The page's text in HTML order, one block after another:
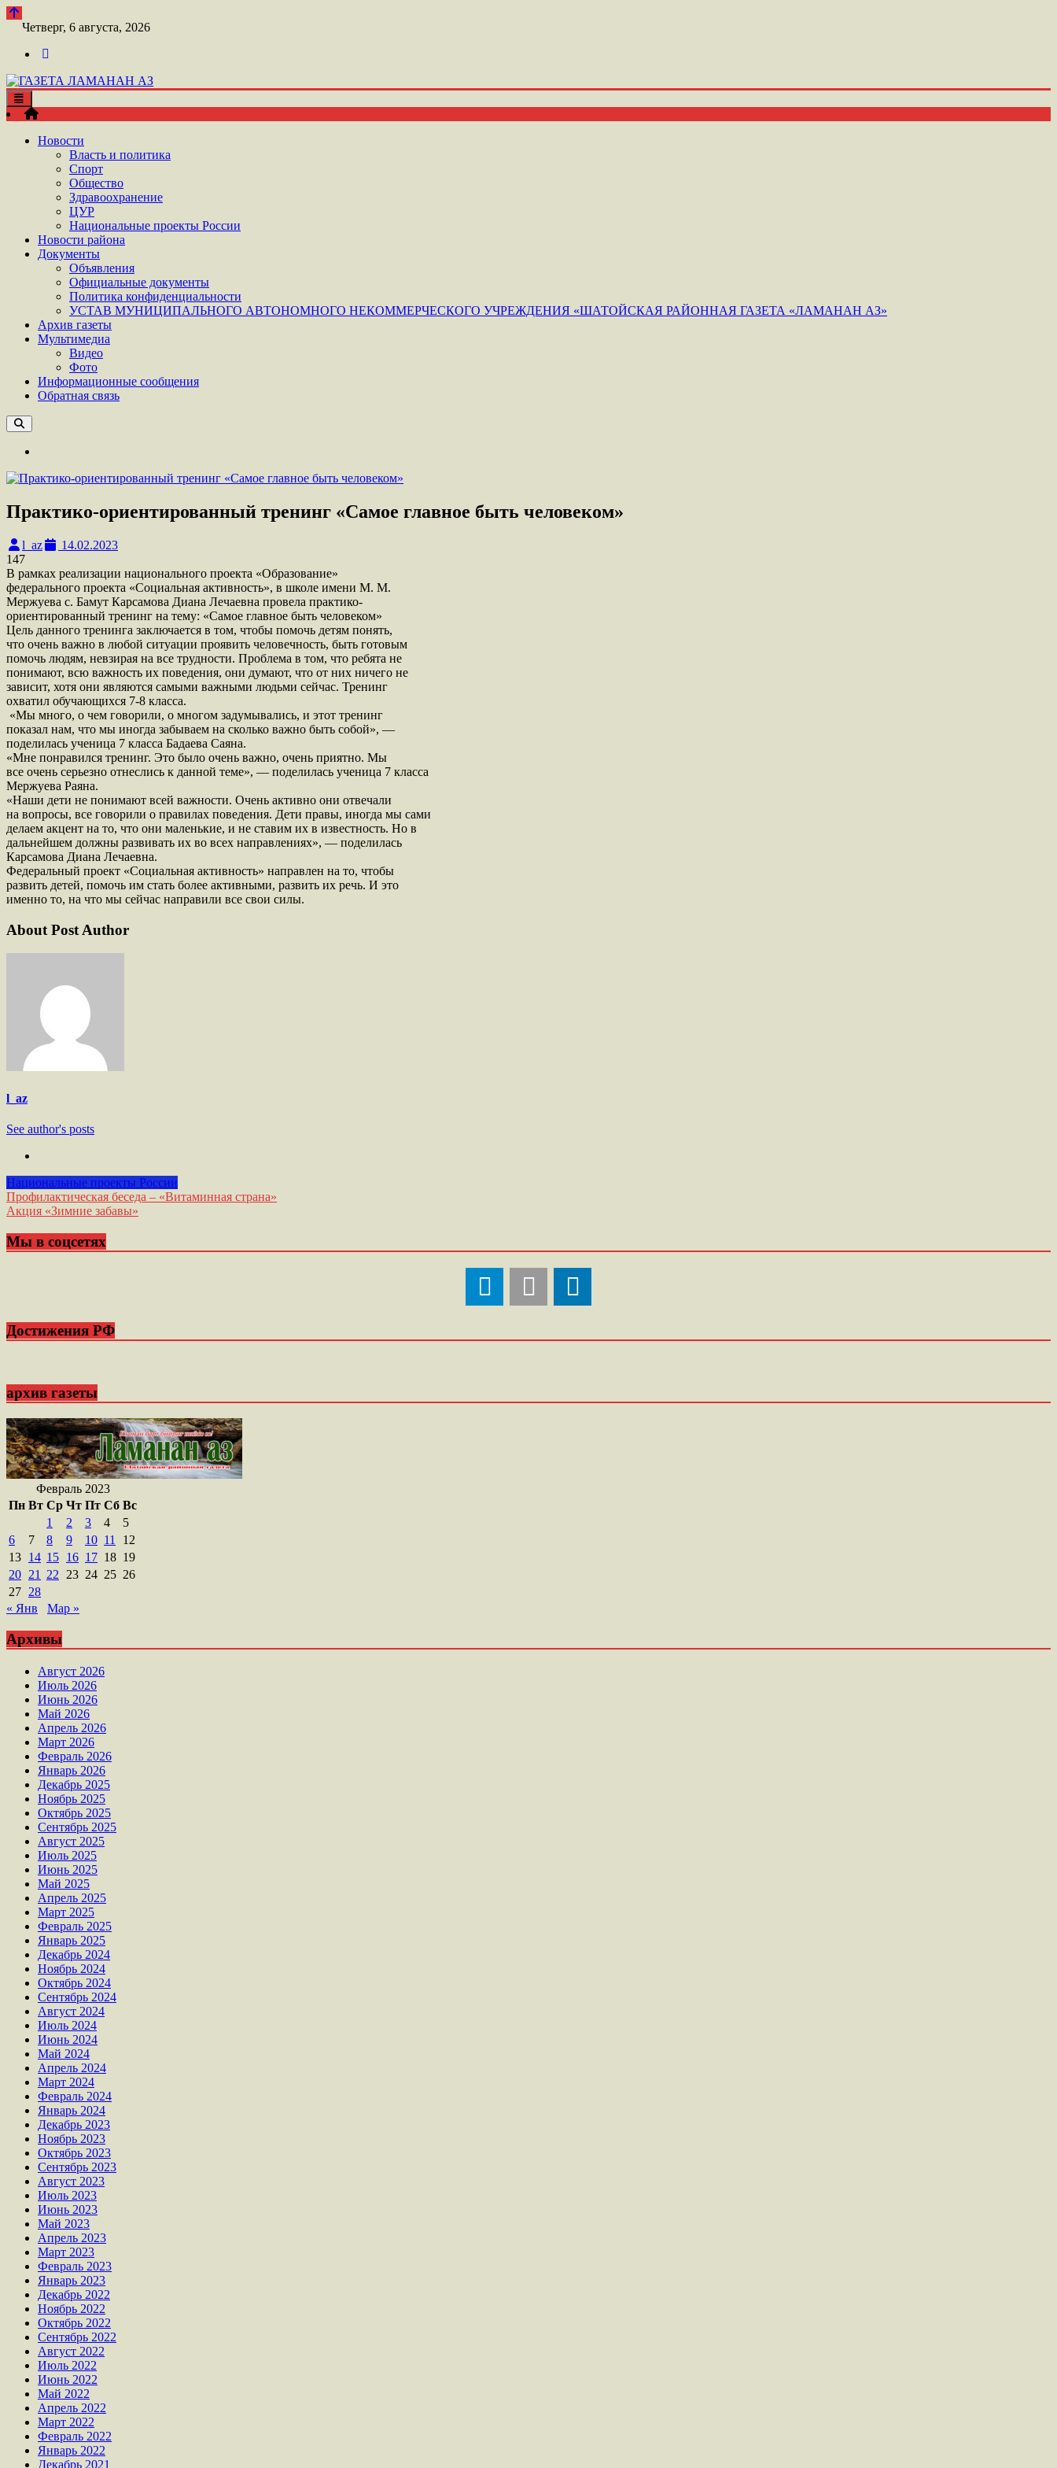
Перейти
Четверг, 6 августа, 2026
ГАЗЕТА ЛАМАНАН АЗ
ШАТОЙСКАЯ ГАЗЕТА ЛАМАНАН АЗ
Toggle
navigation
Новости
Власть и политика
Спорт
Общество
Здравоохранение
ЦУР
Национальные проекты России
Новости района
Документы
Объявления
Официальные документы
Политика конфиденциальности
УСТАВ МУНИЦИПАЛЬНОГО АВТОНОМНОГО НЕКОММЕРЧЕСКОГО УЧРЕЖДЕНИЯ «ШАТОЙСКАЯ РАЙОННАЯ ГАЗЕТА «ЛАМАНАН АЗ»
Архив газеты
Мультимедиа
Видео
Фото
Информационные сообщения
Обратная связь
Практико-ориентированный тренинг «Самое главное быть человеком»
l_az
14.02.2023
147
В рамках реализации национального проекта «Образование»
федерального проекта «Социальная активность», в школе имени М. М.
Мержуева с. Бамут Карсамова Диана Лечаевна провела практико-
ориентированный тренинг на тему: «Самое главное быть человеком»
Цель данного тренинга заключается в том, чтобы помочь детям понять,
что очень важно в любой ситуации проявить человечность, быть готовым
помочь людям, невзирая на все трудности. Проблема в том, что ребята не
понимают, всю важность их поведения, они думают, что от них ничего не
зависит, хотя они являются самыми важными людьми сейчас. Тренинг
охватил обучающихся 7-8 класса.
«Мы много, о чем говорили, о многом задумывались, и этот тренинг
показал нам, что мы иногда забываем на сколько важно быть собой», —
поделилась ученица 7 класса Бадаева Саяна.
«Мне понравился тренинг. Это было очень важно, очень приятно. Мы
все очень серьезно отнеслись к данной теме», — поделилась ученица 7 класса
Мержуева Раяна.
«Наши дети не понимают всей важности. Очень активно они отвечали
на вопросы, все говорили о правилах поведения. Дети правы, иногда мы сами
делаем акцент на то, что они маленькие, и не ставим их в известность. Но в
дальнейшем должны развивать их во всех направлениях», — поделилась
Карсамова Диана Лечаевна.
Федеральный проект «Социальная активность» направлен на то, чтобы
развить детей, помочь им стать более активными, развить их речь. И это
именно то, на что мы сейчас направили все свои силы.
About Post Author
l_az
See author's posts
Национальные проекты России
Навигация
по
записям
Профилактическая беседа – «Витаминная страна»
Акция «Зимние забавы»
Мы в соцсетях
Достижения РФ
архив газеты
Февраль 2023
Пн Вт Ср Чт Пт Сб Вс
1
2 3 4
5
6
7 8 9 10 11
12
13 14 15 16 17 18 19
20 21 22 23 24 25 26
27 28
« Янв
Мар »
Архивы
Август 2026
Июль 2026
Июнь 2026
Май 2026
Апрель 2026
Март 2026
Февраль 2026
Январь 2026
Декабрь 2025
Ноябрь 2025
Октябрь 2025
Сентябрь 2025
Август 2025
Июль 2025
Июнь 2025
Май 2025
Апрель 2025
Март 2025
Февраль 2025
Январь 2025
Декабрь 2024
Ноябрь 2024
Октябрь 2024
Сентябрь 2024
Август 2024
Июль 2024
Июнь 2024
Май 2024
Апрель 2024
Март 2024
Февраль 2024
Январь 2024
Декабрь 2023
Ноябрь 2023
Октябрь 2023
Сентябрь 2023
Август 2023
Июль 2023
Июнь 2023
Май 2023
Апрель 2023
Март 2023
Февраль 2023
Январь 2023
Декабрь 2022
Ноябрь 2022
Октябрь 2022
Сентябрь 2022
Август 2022
Июль 2022
Июнь 2022
Май 2022
Апрель 2022
Март 2022
Февраль 2022
Январь 2022
Декабрь 2021